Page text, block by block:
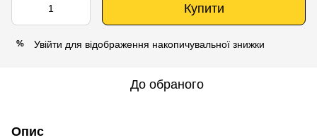
Купити
% Увійти для відображення накопичувальної знижки
До обраного
Опис